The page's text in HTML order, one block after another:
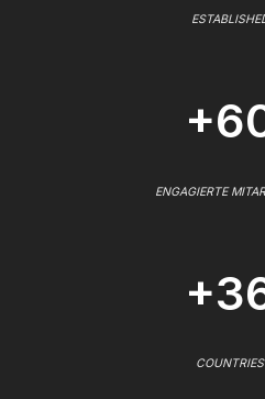
ENGAGIERTE
COUNTRIES